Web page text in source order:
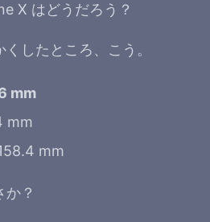
X はどうだろう？
したところ、こう。
mm
mm
mm
？